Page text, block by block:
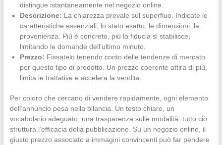
distingue istantaneamente nel negozio online.
Descrizione: La chiarezza prevale sul superfluo. Indicate le
caratteristiche essenziali, lo stato esatto, le dimensioni, la
provenienza. Più è concreto, più la fiducia si stabilisce,
limitando le domande dell’ultimo minuto.
Prezzo: Fissatelo tenendo conto delle tendenze di mercato
per questo tipo di prodotto. Un prezzo coerente attira di più,
limita le trattative e accelera la vendita.
Per coloro che cercano di vendere rapidamente, ogni elemento
dell’annuncio pesa nella bilancia. Un testo chiaro, un
vocabolario adeguato, una trasparenza sulle modalità: tutto ciò
struttura l’efficacia della pubblicazione. Su un negozio online, il
giusto prezzo associato a immagini convincenti può far pendere